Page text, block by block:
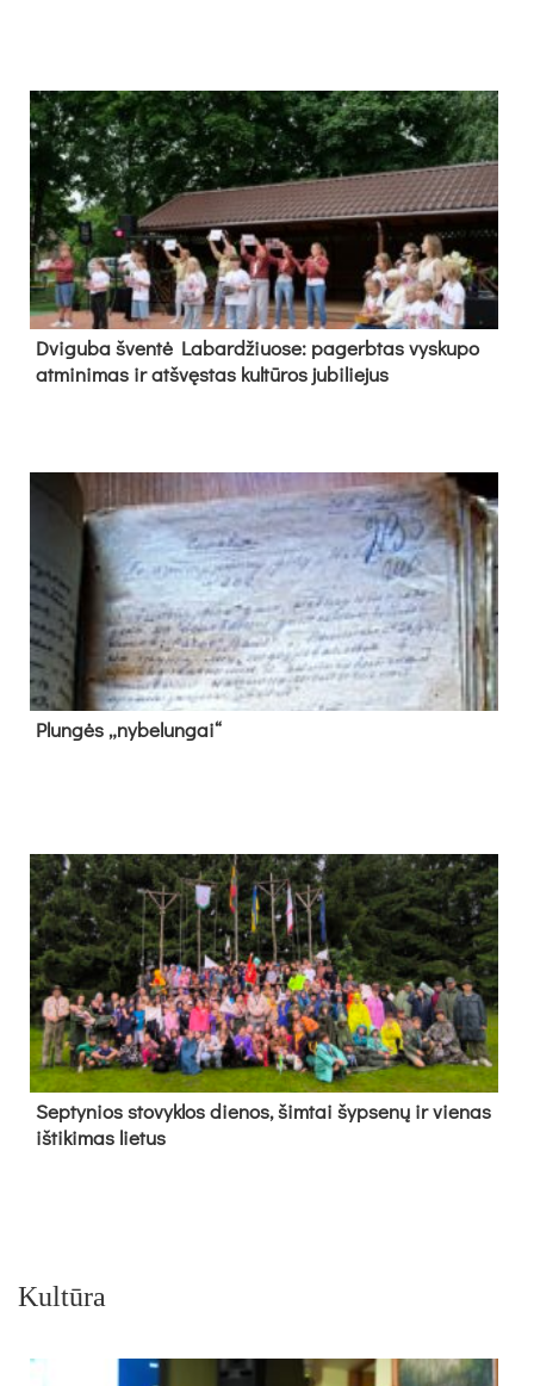
Dvi­gu­ba šven­tė La­bar­džiuo­se: pa­gerb­tas vys­ku­po
at­mi­ni­mas ir at­švęs­tas kul­tū­ros ju­bi­lie­jus
Plun­gės „ny­be­lun­gai“
Sep­ty­nios sto­vyk­los die­nos, šim­tai šyp­se­nų ir vie­nas
iš­ti­ki­mas lie­tus
Kultūra